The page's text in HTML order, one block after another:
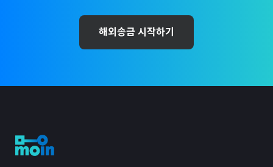
해외송금 시작하기